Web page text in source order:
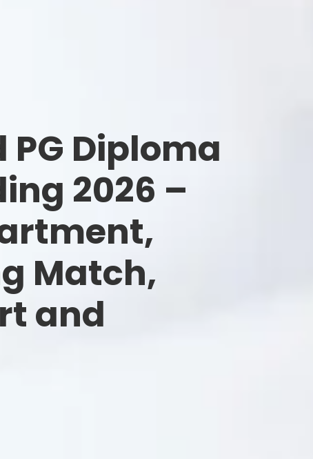
Diploma
2026 –
Match,
and